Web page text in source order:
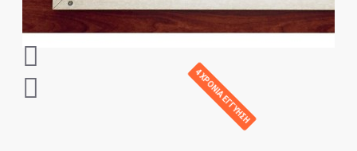
4 ΧΡΟΝΙΑ ΕΓΓΥΗΣΗ